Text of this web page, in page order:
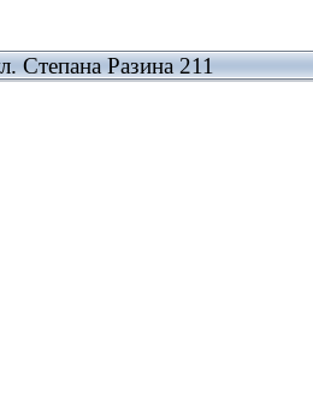
Степана Разина 211